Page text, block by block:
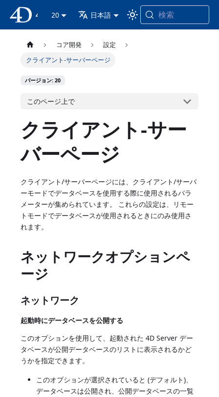
20 日本語 検索
コア開発
設定
クライアント-サーバーページ
バージョン: 20
このページ上で
クライアント-サー
バーページ
クライアント/サーバーページには、クライアント/サーバ
ーモードでデータベースを使用する際に使用されるパラ
メーターが集められています。 これらの設定は、リモー
トモードでデータベースが使用されるときにのみ使用さ
れます。
ネットワークオプションペ
ージ
ネットワーク
起動時にデータベースを公開する
このオプションを使用して、起動された 4D Server デー
タベースが公開データベースのリストに表示されるかど
うかを指定できます。
このオプションが選択されていると (デフォルト)、
データベースは公開され、公開データベースの一覧